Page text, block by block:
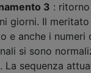
3 :
giorni. Il
e anche i numeri
si sono
La sequenza